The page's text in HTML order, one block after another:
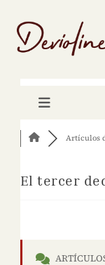
Artículos
El tercer